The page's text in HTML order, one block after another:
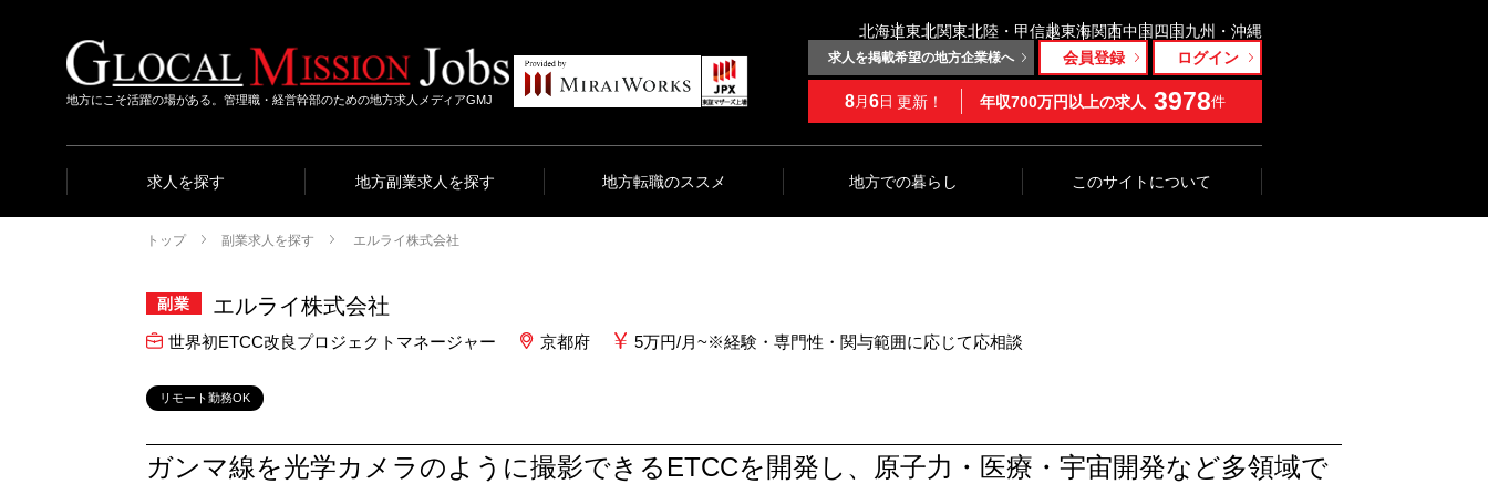
地方にこそ活躍の場がある。管理職・経営幹部のための地方求人メディアGMJ
北海道東北関東北陸・甲信越東海関西中国四国九州・沖縄
求人を掲載希望の地方企業様へ 会員登録 ログイン
8月 6日 更新！ 年収700万円以上の求人 3978件
求人を探す 地方副業求人を探す 地方転職のススメ 地方での暮らし このサイトについて
トップ 副業求人を探す エルライ株式会社
副業 エルライ株式会社
世界初ETCC改良プロジェクトマネージャー 京都府 5万円/月~※経験・専門性・関与範囲に応じて応相談
リモート勤務OK
ガンマ線を光学カメラのように撮影できるETCCを開発し、原子力・医療・宇宙開発など多領域で